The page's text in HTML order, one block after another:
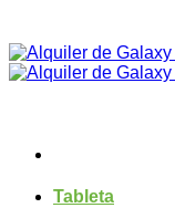
Tableta